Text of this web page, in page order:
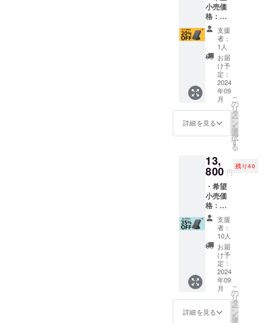
売価格
が販売
予定価
格より
下がる
可能性
もござ
いま
す。 ※
ご注文
状況、
使用部
給状
況、製
上の都
合等に
より出
荷時期
が遅れ
る場合
があり
ます。
ネット
端子
(Lightni
ng端子
×1、
Micro-
USB端
子×1、
Type-C
端子×1)
■備考：
※Lightni
ng対応
のマグ
現時点
でApple
社のMFi
認証を
受けて
おりま
せん。
現在、
ケーブ
ルの接
続部分
が分離
されて
いる製
品は
Apple社
の認証
す。 ※
割引率
は製品
本体の
販売予
定価格
に対す
るもの
です。
「Mag
Stand
Mini」
×1 ・
【購入
特典】
MagSaf
e互換ス
テッ
カー×1
※ リ
ターン
価格は
価格で
す。 ※
ご注文
状況製
造工程
上の都
合等に
より出
荷時期
が遅れ
ること
がござ
いま
す。 ※
デザイ
ン・仕
様は変
小売価
格：
11,240
円(税込)
より
20%OF
F ※日本
語取扱
説明書
及び商
品到着
後1ヶ月
間の交
換保証
付き ・
ド型モ
バイル
バッテ
リー
「Mag
Stand
Mini」
×1 ・
【購入
特典】
MagSaf
e互換ス
テッ
カー×1
※ リ
ターン
価格は
支援
者：
1人
お届
け予
定：
2024
年09
月
詳細を見る
こ
の
リ
タ
ー
ン
を
選
択
す
る
13,
800 円
残り40
・希望
小売価
格：
22,480
円(税込)
より
35%OF
F ※日本
語取扱
説明書
及び商
品到着
後1ヶ月
間の交
換保証
支援
者：
10人
お届
け予
定：
2024
年09
月
詳細を見る
こ
の
リ
タ
ー
ン
を